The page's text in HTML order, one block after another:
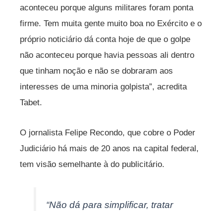
aconteceu porque alguns militares foram ponta
firme. Tem muita gente muito boa no Exército e o
próprio noticiário dá conta hoje de que o golpe
não aconteceu porque havia pessoas ali dentro
que tinham noção e não se dobraram aos
interesses de uma minoria golpista”, acredita
Tabet.
O jornalista Felipe Recondo, que cobre o Poder
Judiciário há mais de 20 anos na capital federal,
tem visão semelhante à do publicitário.
“Não dá para simplificar, tratar